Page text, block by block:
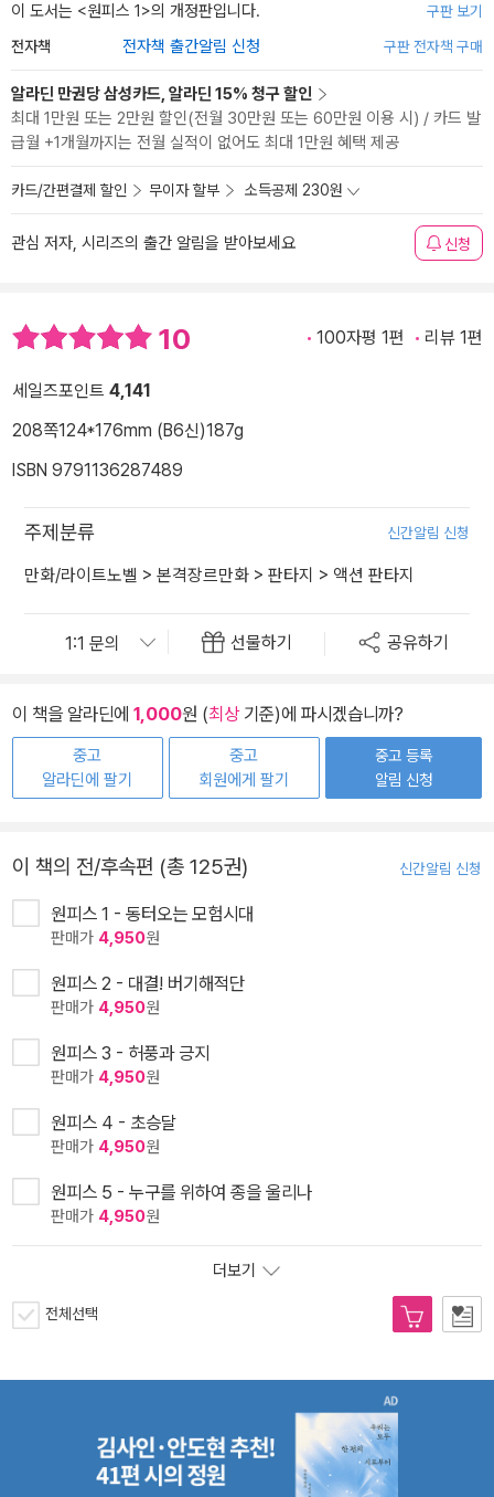
이 도서는 <원피스 1>의 개정판입니다. 구판 보기
전자책 전자책 출간알림 신청 구판 전자책 구매
알라딘 만권당 삼성카드, 알라딘 15% 청구 할인
최대 1만원 또는 2만원 할인(전월 30만원 또는 60만원 이용 시) / 카드 발
급월 +1개월까지는 전월 실적이 없어도 최대 1만원 혜택 제공
카드/간편결제 할인 무이자 할부 소득공제 230원
관심 저자, 시리즈의 출간 알림을 받아보세요 신청
10 100자평 1편 리뷰 1편
세일즈포인트 4,141
208쪽124*176mm (B6신)187g
ISBN 9791136287489
주제분류 신간알림 신청
만화/라이트노벨 > 본격장르만화 > 판타지 > 액션 판타지
선물하기 공유하기
이 책을 알라딘에 1,000원 (최상기준)에 파시겠습니까?
중고
알라딘에 팔기
중고
회원에게 팔기
중고 등록
알림 신청
이 책의 전/후속편 (총 125권) 신간알림 신청
원피스 1 - 동터오는 모험시대
판매가 4,950원
원피스 2 - 대결! 버기해적단
판매가 4,950원
원피스 3 - 허풍과 긍지
판매가 4,950원
원피스 4 - 초승달
판매가 4,950원
원피스 5 - 누구를 위하여 종을 울리나
판매가 4,950원
더보기
전체선택